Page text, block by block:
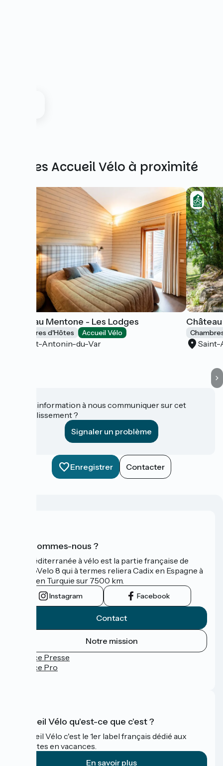
Autres Accueil Vélo à proximité
Château Mentone - Les Lodges
Chambres d'Hôtes Accueil Vélo
Saint-Antonin-du-Var
Une information à nous communiquer sur cet
établissement ?
Signaler un problème
Enregistrer Contacter
Qui sommes-nous ?
La Méditerranée à vélo est la partie française de
l'EuroVelo 8 qui à termes reliera Cadix en Espagne à
Izmir en Turquie sur 7500 km.
Instagram Facebook
Contact
Notre mission
Espace Presse
Espace Pro
Accueil Vélo qu'est-ce que c'est ?
Accueil Vélo c'est le 1er label français dédié aux
cyclistes en vacances.
En savoir plus